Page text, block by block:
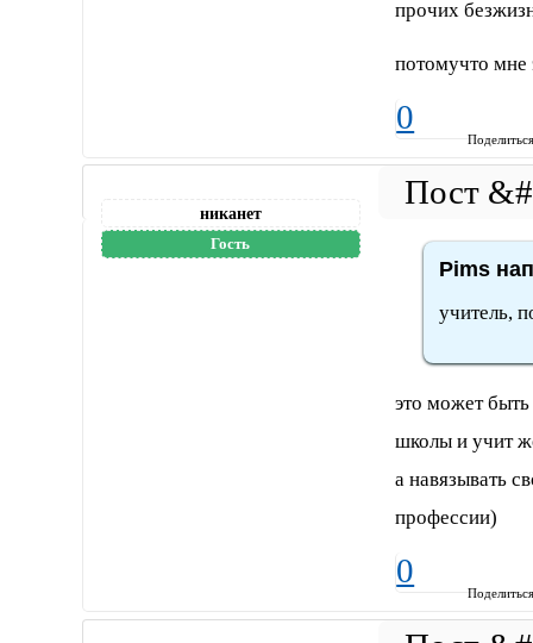
прочих
потомучто мне
0
никанет
Гость
Pims
учитель,
это может быть
школы и учит
а навязывать
профессии)
0